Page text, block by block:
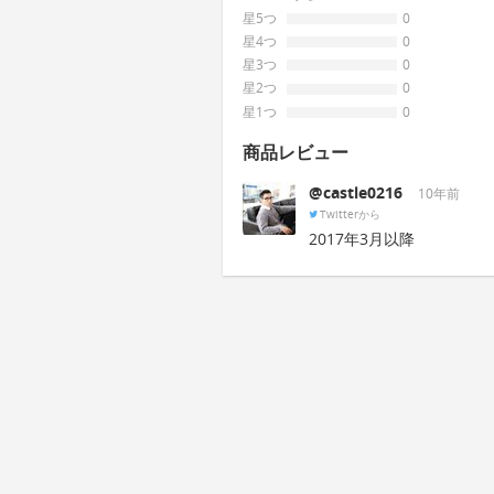
星5つ
0
星4つ
0
星3つ
0
星2つ
0
星1つ
0
商品レビュー
@castle0216 10年前
Twitterから
2017年3月以降